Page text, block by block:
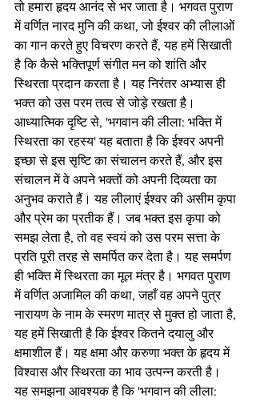
तो हमारा हृदय आनंद से भर जाता है। भगवत पुराण
में वर्णित नारद मुनि की कथा, जो ईश्वर की लीलाओं
का गान करते हुए विचरण करते हैं, यह हमें सिखाती
है कि कैसे भक्तिपूर्ण संगीत मन को शांति और
स्थिरता प्रदान करता है। यह निरंतर अभ्यास ही
भक्त को उस परम तत्व से जोड़े रखता है।
आध्यात्मिक दृष्टि से, 'भगवान की लीला: भक्ति में
स्थिरता का रहस्य' यह बताता है कि ईश्वर अपनी
इच्छा से इस सृष्टि का संचालन करते हैं, और इस
संचालन में वे अपने भक्तों को अपनी दिव्यता का
अनुभव कराते हैं। यह लीलाएं ईश्वर की असीम कृपा
और प्रेम का प्रतीक हैं। जब भक्त इस कृपा को
समझ लेता है, तो वह स्वयं को उस परम सत्ता के
प्रति पूरी तरह से समर्पित कर देता है। यह समर्पण
ही भक्ति में स्थिरता का मूल मंत्र है। भगवत पुराण
में वर्णित अजामिल की कथा, जहाँ वह अपने पुत्र
नारायण के नाम के स्मरण मात्र से मुक्त हो जाता है,
यह हमें सिखाती है कि ईश्वर कितने दयालु और
क्षमाशील हैं। यह क्षमा और करुणा भक्त के हृदय में
विश्वास और स्थिरता का भाव उत्पन्न करती है।
यह समझना आवश्यक है कि 'भगवान की लीला: